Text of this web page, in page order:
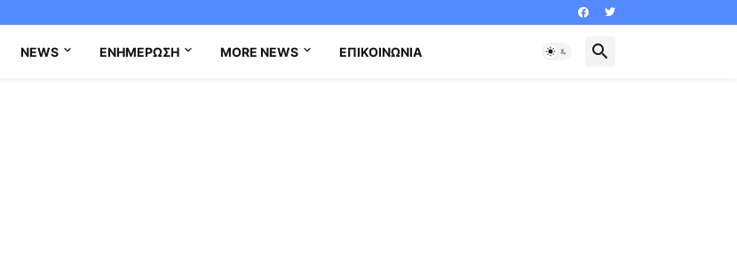
NEWS ΕΝΗΜΈΡΩΣΗ MORE NEWS ΕΠΙΚΟΙΝΩΝΊΑ